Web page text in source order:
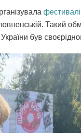
Такий
був